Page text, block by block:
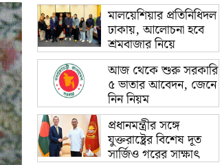
মালয়েশিয়ার প্রতিনিধিদল
ঢাকায়, আলোচনা হবে
শ্রমবাজার নিয়ে
আজ থেকে শুরু সরকারি
৫ ভাতার আবেদন, জেনে
নিন নিয়ম
প্রধানমন্ত্রীর সঙ্গে
যুক্তরাষ্ট্রের বিশেষ দূত
সার্জিও গরের সাক্ষাৎ